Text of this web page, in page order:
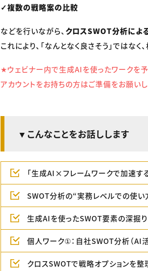
✓複数の戦略案の比較
などを行いながら、 クロスSWOT分析によ
これにより、「なんとなく良さそう」ではな
★ウェビナー内で生成AIを使ったワークを
アカウントをお持ちの方はご準備をお願いし
▼こんなことをお話しします
「生成AI×フレームワークで加速す
SWOT分析の“実務レベルでの使い
生成AIを使ったSWOT要素の深掘り
個人ワーク①：自社SWOT分析（AI活
クロスSWOTで戦略オプションを整